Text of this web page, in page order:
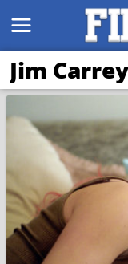
MENY
Jim Carrey